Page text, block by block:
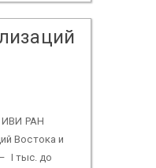
ИВИ РАН
Востока и
I тыс. до